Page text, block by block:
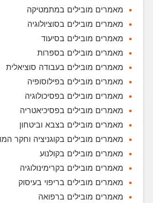
מאמרים מובילים במתמטיקה
מאמרים מובילים בסוציולוגיה
מאמרים מובילים בסיעוד
מאמרים מובילים בספרות
מאמרים מובילים בעבודה סוציאלית
מאמרים מובילים בפילוסופיה
מאמרים מובילים בפסיכולוגיה
מאמרים מובילים בפסיכיאטריה
מאמרים מובילים בצבא וביטחון
מאמרים מובילים בקוגניציה וחקר
מאמרים מובילים בקולנוע
מאמרים מובילים בקרימינולוגיה
מאמרים מובילים בריפוי בעיסוק
מאמרים מובילים ברפואה